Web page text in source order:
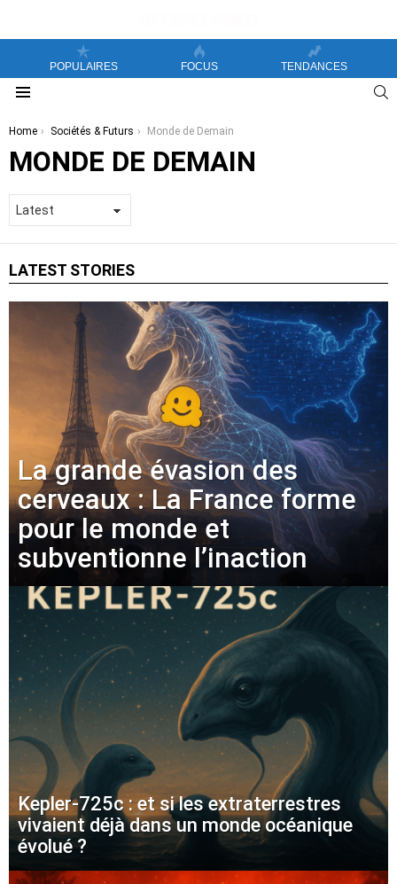
POPULAIRES FOCUS TENDANCES
You are here:
Home Sociétés & Futurs Monde de Demain
MONDE DE DEMAIN
LATEST STORIES
La grande évasion des
cerveaux : La France forme
pour le monde et
subventionne l’inaction
Kepler-725c : et si les extraterrestres
vivaient déjà dans un monde océanique
évolué ?